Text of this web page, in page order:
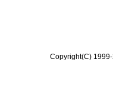
Copyright(C)